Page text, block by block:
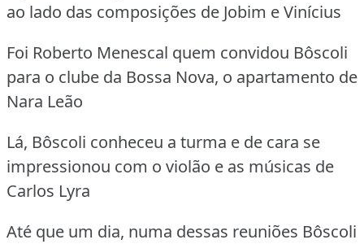
ao lado das composições de Jobim e Vinícius
Foi Roberto Menescal quem convidou Bôscoli
para o clube da Bossa Nova, o apartamento de
Nara Leão
Lá, Bôscoli conheceu a turma e de cara se
impressionou com o violão e as músicas de
Carlos Lyra
Até que um dia, numa dessas reuniões Bôscoli